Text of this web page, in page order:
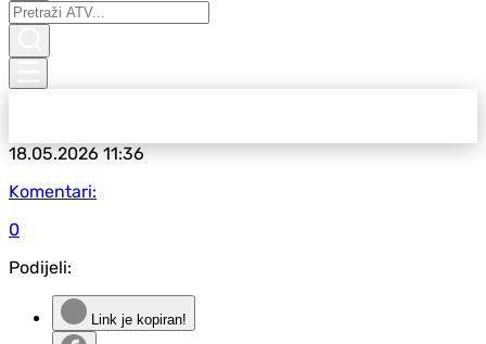
18.05.202611:36
Komentari:
0
Podijeli:
Link je kopiran!